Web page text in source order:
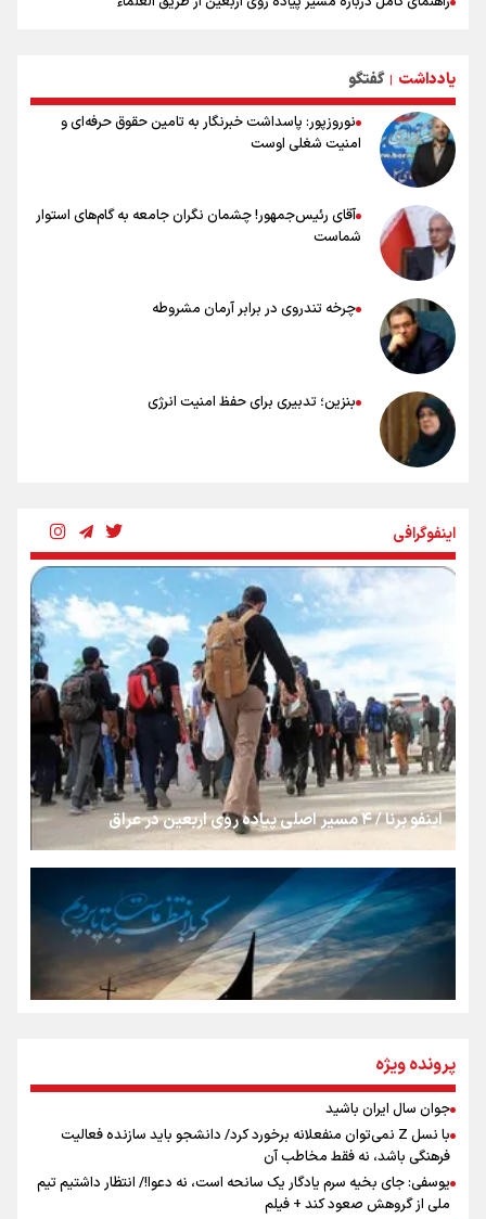
بهترین موکب‌های ایرانی در پیاده روی اربعین ۱۴۰۵
یادداشت | گفتگو
نوروزپور: پاسداشت خبرنگار به تامین حقوق حرفه‌ای و
امنیت شغلی اوست
آقای رئیس‌جمهور! چشمان نگران جامعه به گام‌های استوار
شماست
چرخه تندروی در برابر آرمان مشروطه
بنزین؛ تدبیری برای حفظ امنیت انرژی
شکستگیِ بزرگ؛ روایتِ یک استخوان، یک نسل، یک توهم!
رسانه ملی و حق مردم برای شنیدن صدای رئیس‌جمهوری
روایت ایران از کنار مردم
از طلوع خیابان‌ها تا غروب اشک
جمله‌ای که بغض چهارماهه را شکست؛ «آهای مردم، آقا از
تهران رفتند»
مومنِ مقتدرِ مظلوم
اینفوگرافی
اینفو برنا / ۴ مسیر اصلی پیاده روی اربعین در عراق
اینفو برنا / توصیه‌هایی طلایی برای پیاده روی اربعین
پرونده ویژه
جوان سال ایران باشید
با نسل Z نمی‌توان منفعلانه برخورد کرد/ دانشجو باید سازنده فعالیت
فرهنگی باشد، نه فقط مخاطب آن
یوسفی: جای بخیه سرم یادگار یک سانحه است، نه دعوا!/ انتظار داشتیم تیم
ملی از گروهش صعود کند + فیلم